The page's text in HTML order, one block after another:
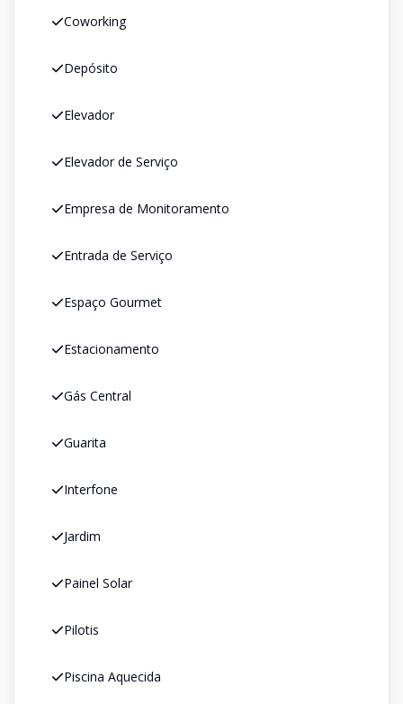
Coworking
Depósito
Elevador
Elevador de Serviço
Empresa de Monitoramento
Entrada de Serviço
Espaço Gourmet
Estacionamento
Gás Central
Guarita
Interfone
Jardim
Painel Solar
Pilotis
Piscina Aquecida